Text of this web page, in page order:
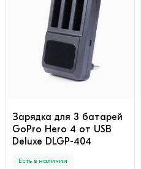
Зарядка для 3 батарей
GoPro Hero 4 от USB
Deluxe DLGP-404
Есть в наличии